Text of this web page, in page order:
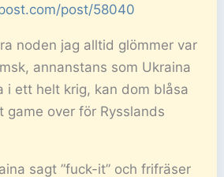
post/58040
noden jag alltid glömmer var
annanstans som Ukraina
i ett helt krig, kan dom blåsa
game over för Rysslands
sagt ”fuck-it” och frifräser